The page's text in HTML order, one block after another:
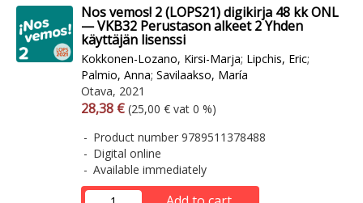
Nos vemos! 2 (LOPS21) digikirja 48 kk ONL
— VKB32 Perustason alkeet 2 Yhden
käyttäjän lisenssi
Kokkonen-Lozano, Kirsi-Marja; Lipchis, Eric;
Palmio, Anna; Savilaakso, María
Otava, 2021
Arvonlisäverollinen hinta
28,38 € Excl. vat
(25,00 € vat 0 %)
Product number 9789511378488
Digital online
Available immediately